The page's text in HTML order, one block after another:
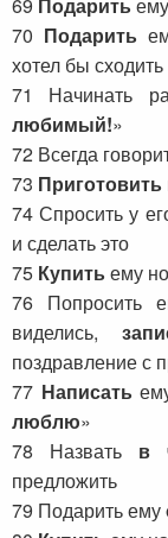
69 Подаритьему
70 Подарить
хотел бы сходить
71 Начинать
любимый!»
72 Всегда
73 Приготовить
74 Спросить у
и сделать это
75 Купитьему
76 Попросить
виделись,
поздравление с
77 Написать
люблю»
78 Назвать в
предложить
79 Подарить ему